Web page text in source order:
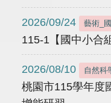
2026/09/24 藝術_
115-1【國中小合
2026/08/10 自然科
桃園市115學年度